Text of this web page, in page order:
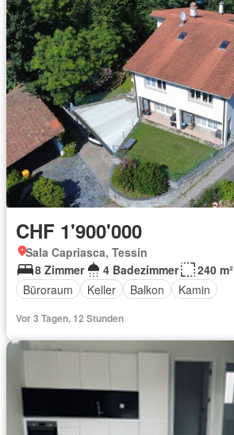
CHF 1'900'000
Sala Capriasca, Tessin
8 Zimmer
4 Badezimmer
240 m²
Büroraum
Keller Balkon Kamin
Vor 3 Tagen, 12 Stunden